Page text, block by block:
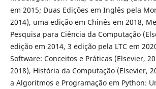
em 2015; Duas Edições em Inglês pela
2014), uma edição em Chinês em 2018,
Pesquisa para Ciência da Computação
edição em 2014, 3 edição pela LTC em
Software: Conceitos e Práticas (Elsevier,
2018), História da Computação (Elsevier,
a Algoritmos e Programação em Python: